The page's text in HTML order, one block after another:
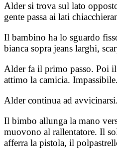
Alder si trova sul lato
gente passa ai lati
Il bambino ha lo sguardo
bianca sopra jeans larghi,
Alder fa il primo passo. Poi
attimo la camicia. Impassibile.
Alder continua ad avvicinarsi.
Il bimbo allunga la mano
muovono al rallentatore. Il
afferra la pistola, il